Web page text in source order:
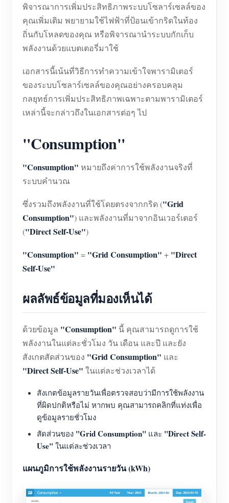
พิจารณาการเพิ่มประสิทธิภาพระบบโซลาร์เซลล์ของ
คุณเพิ่มเติม พยายามใช้ไฟฟ้าที่ป้อนเข้ากริดในท้อง
ถิ่นกับโหลดของคุณ หรือพิจารณานำระบบกักเก็บ
พลังงานด้วยแบตเตอรี่มาใช้
เอกสารนี้เน้นที่วิธีการทำความเข้าใจพารามิเตอร์
ของระบบโซลาร์เซลล์ของคุณอย่างครอบคลุม
กลยุทธ์การเพิ่มประสิทธิภาพเฉพาะตามพารามิเตอร์
เหล่านี้จะกล่าวถึงในเอกสารต่อๆ ไป
"Consumption"
"Consumption" หมายถึงค่าการใช้พลังงานจริงที่
ระบบคำนวณ
ซึ่งรวมถึงพลังงานที่ใช้โดยตรงจากกริด ("Grid
Consumption") และพลังงานที่มาจากอินเวอร์เตอร์
("Direct Self-Use")
"Consumption" = "Grid Consumption" + "Direct
Self-Use"
ผลลัพธ์ข้อมูลที่มองเห็นได้
ด้วยข้อมูล "Consumption" นี้ คุณสามารถดูการใช้
พลังงานในแต่ละชั่วโมง วัน เดือน และปี และยัง
สังเกตสัดส่วนของ "Grid Consumption" และ
"Direct Self-Use" ในแต่ละช่วงเวลาได้
สังเกตข้อมูลรายวันเพื่อตรวจสอบว่ามีการใช้พลังงาน
ที่ผิดปกติหรือไม่ หากพบ คุณสามารถคลิกที่แท่งเพื่อ
ดูข้อมูลรายชั่วโมง
สัดส่วนของ "Grid Consumption" และ "Direct Self-
Use" ในแต่ละช่วงเวลา
แผนภูมิการใช้พลังงานรายวัน (kWh)